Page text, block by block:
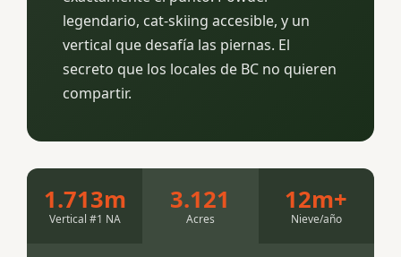
legendario, cat-skiing accesible, y un
vertical que desafía las piernas. El
secreto que los locales de BC no quieren
compartir.
1.713m
Vertical #1 NA
3.121
Acres
12m+
Nieve/año